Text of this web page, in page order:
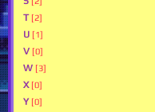
T [2]
U [1]
V [0]
W [3]
X [0]
Y [0]